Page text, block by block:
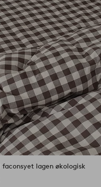
faconsyet lagen økologisk